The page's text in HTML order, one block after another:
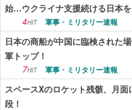
始…ウクライナ支援続ける日本を
4HIT 軍事・ミリタリー速報
日本の商船が中国に臨検された
軍トップ！
7HIT 軍事・ミリタリー速報
スペースXのロケット残骸、月
段！